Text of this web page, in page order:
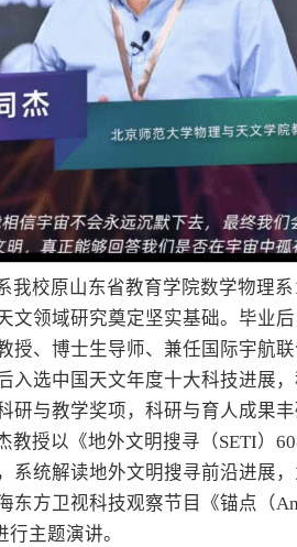
我校原山东省教育学院数学物理
文领域研究奠定坚实基础。毕业
授、博士生导师、兼任国际宇航
入选中国天文年度十大科技进展
研与教学奖项，科研与育人成果丰
教授以《地外文明搜寻（SETI）
系统解读地外文明搜寻前沿进展
东方卫视科技观察节目《锚点（
主题演讲。